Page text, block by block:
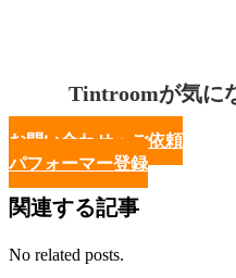
Tintroomが気に
お問い合わせ・ご依頼
パフォーマー登録
関連する記事
No related posts.